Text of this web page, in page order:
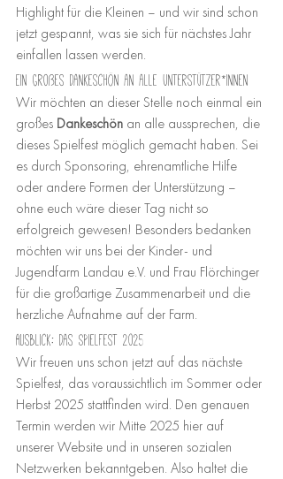
Highlight für die Kleinen – und wir sind schon
jetzt gespannt, was sie sich für nächstes Jahr
einfallen lassen werden.
Ein großes Dankeschön an alle Unterstützer*innen
Wir möchten an dieser Stelle noch einmal ein
großes Dankeschön an alle aussprechen, die
dieses Spielfest möglich gemacht haben. Sei
es durch Sponsoring, ehrenamtliche Hilfe
oder andere Formen der Unterstützung –
ohne euch wäre dieser Tag nicht so
erfolgreich gewesen! Besonders bedanken
möchten wir uns bei der Kinder- und
Jugendfarm Landau e.V. und Frau Flörchinger
für die großartige Zusammenarbeit und die
herzliche Aufnahme auf der Farm.
Ausblick: Das Spielfest 2025
Wir freuen uns schon jetzt auf das nächste
Spielfest, das voraussichtlich im Sommer oder
Herbst 2025 stattfinden wird. Den genauen
Termin werden wir Mitte 2025 hier auf
unserer Website und in unseren sozialen
Netzwerken bekanntgeben. Also haltet die